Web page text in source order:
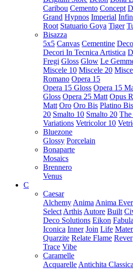
Caribou Cemento Concept
Grand Hypnos Imperial
Root Statuario Goya Tiger
Bisazza
5x5 Canvas Cementine
Decori In Tecnica Artistica
Fregi Gloss Glow Le
Miscele 10 Miscele 20
Romano Opera 15
Opera 15 Gloss Opera 15
Gloss Opera 25 Matt Opus
Matt Oro Oro Bis Platino Bis
20 Smalto 10 Smalto 20
Variations Vetricolor 10
Bluezone
Glossy Porcelain
Bonaparte
Mosaics
Brennero
Venus
C
Caesar
Alchemy Anima Anima Ever
Select Arthis Autore Built
Deco Solutions Eikon Fabula
Iconica Inner Join Life
Quarzite Relate Flame Rever
Trace Vibe
Caramelle
Acquarelle Antichita Classica